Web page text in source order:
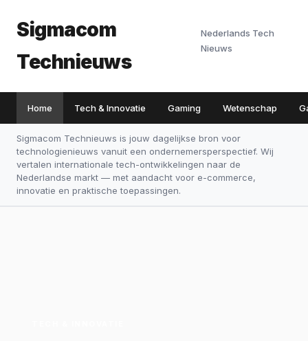
Sigmacom
Technieuws
Nederlands Tech
Nieuws
Home Tech & Innovatie Gaming Wetenschap
Sigmacom Technieuws is jouw dagelijkse bron voor
technologienieuws vanuit een ondernemersperspectief. Wij
vertalen internationale tech-ontwikkelingen naar de
Nederlandse markt — met aandacht voor e-commerce,
innovatie en praktische toepassingen.